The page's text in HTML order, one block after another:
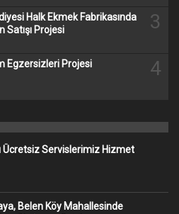
Halk Ekmek Fabrikasında
Satışı Projesi
3
Egzersizleri Projesi 4
Ücretsiz Servislerimiz Hizmet
Belen Köy Mahallesinde